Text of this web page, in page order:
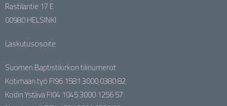
Rastilantie 17 E
00980 HELSINKI
Laskutusosoite
Suomen Baptistikirkon tilinumerot
Kotimaan työ FI96 1581 3000 0380 82
Kodin Ystävä FI04 1045 3000 1256 57